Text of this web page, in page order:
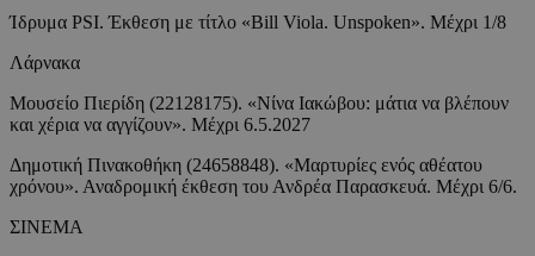
Ίδρυμα PSI. Έκθεση με τίτλο «Bill Viola. Unspoken». Μέχρι 1/8
Λάρνακα
Μουσείο Πιερίδη (22128175). «Νίνα Ιακώβου: μάτια να βλέπουν
και χέρια να αγγίζουν». Μέχρι 6.5.2027
Δημοτική Πινακοθήκη (24658848). «Μαρτυρίες ενός αθέατου
χρόνου». Αναδρομική έκθεση του Ανδρέα Παρασκευά. Μέχρι 6/6.
ΣΙΝΕΜΑ